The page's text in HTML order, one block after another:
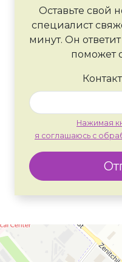
Оставьте свой
специалист
минут. Он
поможет
Нажимая
я соглашаюсь с
Москва
Яндекс Карты — транспорт,